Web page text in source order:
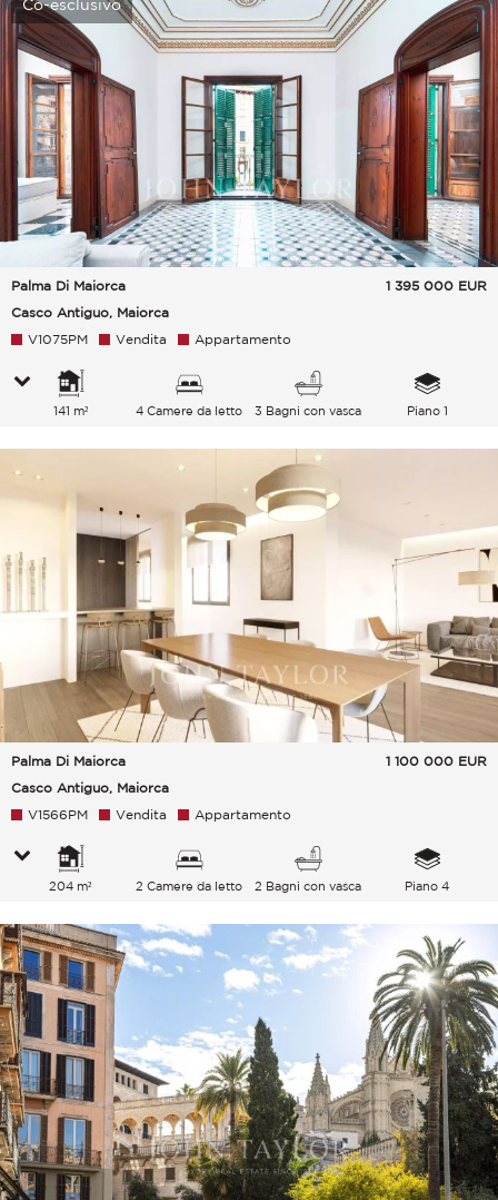
Co-esclusivo
Palma Di Maiorca
Casco Antiguo, Maiorca
1 395 000 EUR
V1075PM Vendita Appartamento
141 m² 4 Camere da letto 3 Bagni con vasca Piano 1
Palma Di Maiorca
Casco Antiguo, Maiorca
1 100 000 EUR
V1566PM Vendita Appartamento
204 m² 2 Camere da letto 2 Bagni con vasca Piano 4